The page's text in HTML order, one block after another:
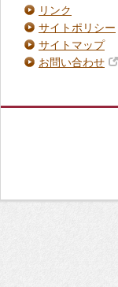
リンク
サイトポリシー
サイトマップ
お問い合わせ